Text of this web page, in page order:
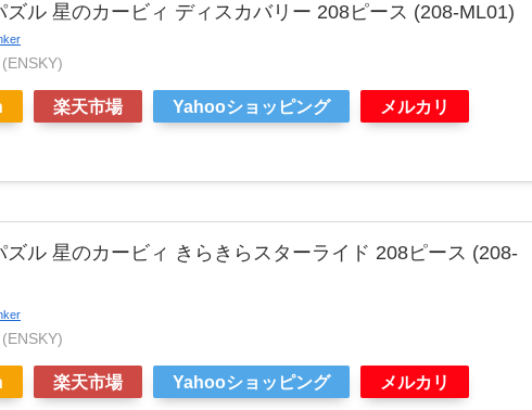
ズル 星のカービィ ディスカバリー 208ピース (208-ML01)
楽天市場 Yahooショッピング メルカリ
ズル 星のカービィ きらきらスターライド 208ピース (208-
楽天市場 Yahooショッピング メルカリ